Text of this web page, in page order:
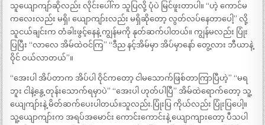
သူယျောကျာ်ဆိုလည်း လိုင်းပေါ်က သူပြလို့ ပုံပဲ မြင်ဖူးတာပါ။ “ဟဲ့ ကောင်မ
ကလေးလည်း မရှိ၊ ယျောကျာ်းလည်း မရှိဆိုတော့ လွတ်လပ်နေတာပေါ့” လို့
သူငယ်ချင်းက တံခါးဖွင့်နေနဲ့ ကျွန်မကို နုတ်ဆက်ပါတယ်။ ကျွန်မလည်း ပြုံး
ပြပြီး “လာလေ အိမ်ထဲဝင်ကြ” “ဒီည နင့်အိမ်မှာ အိပ်မှာနော် တွေ့လား ဘီယာနဲ့
ဝိုင် ဝယ်လာတယ်”။
“အေးပါ အိပ်တာက အိပ်ပါ ဝိုင်ကတော့ ငါမသောက်ဖြစ်တာကြာပြီဟဲ့” “မရ
ဘူး ငါနဲ့နွေ့တုန်းသောက်ရမှာပဲ” “အေးပါ ဟုတ်ပါပြီ” အိမ်ထဲရောက်တော့ သူ့
ယျေကျာ်းနဲ့ မိတ်ဆက်ပေးပါတယ်။သူလည်း.ပြုံးပြ ကိုယ်လည်း ပြုံးပြပေါ့။
သူ့ယျောကျာ်းက အရပ်အမောင်း ကောင်းကောင်းနဲ့ ယျောကျားတော့ ပီသပါ